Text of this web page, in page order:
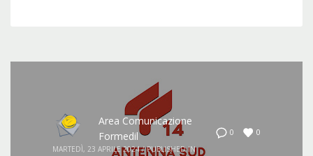
0 0
Area Comunicazione
Formedil
MARTEDÌ, 23 APRILE 2024 / PUBLISHED IN